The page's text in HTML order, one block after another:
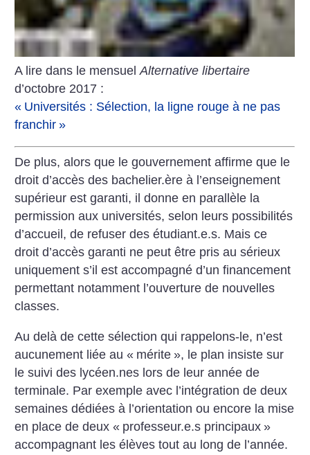
A lire dans le mensuelAlternative libertaire
d’octobre 2017 :
« Universités : Sélection, la ligne rouge à ne pas
franchir »
De plus, alors que le gouvernement affirme que le
droit d’accès des bachelier.ère à l’enseignement
supérieur est garanti, il donne en parallèle la
permission aux universités, selon leurs possibilités
d’accueil, de refuser des étudiant.e.s. Mais ce
droit d’accès garanti ne peut être pris au sérieux
uniquement s’il est accompagné d’un financement
permettant notamment l’ouverture de nouvelles
classes.
Au delà de cette sélection qui rappelons-le, n’est
aucunement liée au « mérite », le plan insiste sur
le suivi des lycéen.nes lors de leur année de
terminale. Par exemple avec l’intégration de deux
semaines dédiées à l’orientation ou encore la mise
en place de deux « professeur.e.s principaux »
accompagnant les élèves tout au long de l’année.